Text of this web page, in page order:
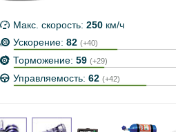
Макс. скорость: 250 км/ч
Ускорение: 82 (+40)
Торможение: 59 (+29)
Управляемость: 62 (+42)